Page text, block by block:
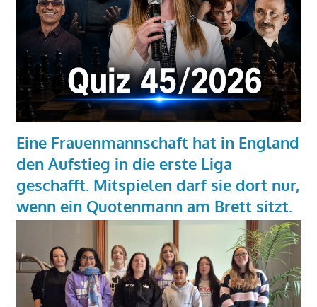
Eine Frauenmannschaft hat in England
den Aufstieg in die erste Liga
geschafft. Mitspielen darf sie dort nur,
wenn ein Quotenmann am Brett sitzt.